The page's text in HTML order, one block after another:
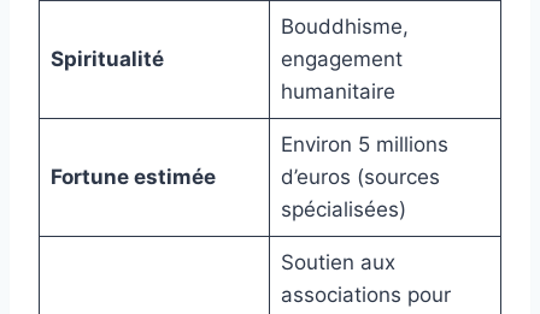
Spiritualité
Bouddhisme,
engagement
humanitaire
Fortune estimée
Environ 5 millions
d’euros (sources
spécialisées)
Soutien aux
associations pour